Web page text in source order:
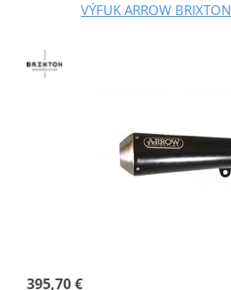
VÝFUK ARROW
395,70 €